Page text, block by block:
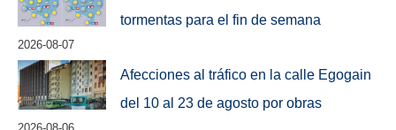
tormentas para el fin de semana
2026-08-07
Afecciones al tráfico en la calle Egogain
del 10 al 23 de agosto por obras